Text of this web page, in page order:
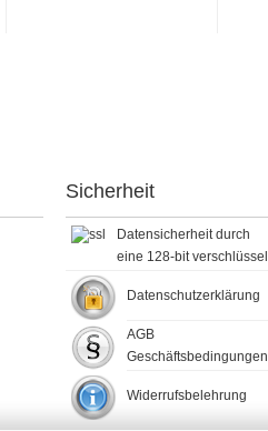
Sicherheit
Datensicherheit durch
eine 128-bit
Datenschutzerklärung
AGB
Geschäftsbedingungen
Widerrufsbelehrung